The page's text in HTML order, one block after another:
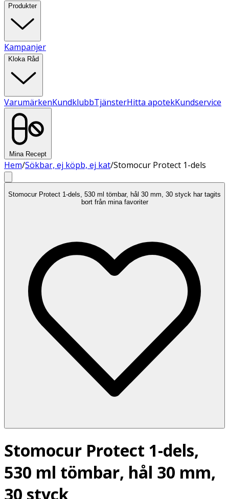
Produkter
Kampanjer
Kloka Råd
VarumärkenKundklubbTjänsterHitta apotekKundservice
Mina Recept
Hem/Sökbar, ej köpb, ej kat/Stomocur Protect 1-dels
Stomocur Protect 1-dels, 530 ml tömbar, hål 30 mm, 30 styck har tagits
bort från mina favoriter
Stomocur Protect 1-dels,
530 ml tömbar, hål 30 mm,
30 styck